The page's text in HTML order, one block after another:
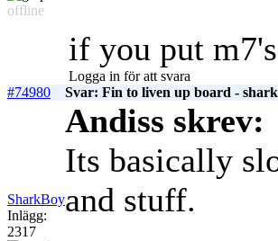
offline
if you put
Logga in för att svara
#74980
Svar: Fin to liven up board -
SharkBoy
Inlägg:
2317
Andiss skrev:
Its basically
and stuff.